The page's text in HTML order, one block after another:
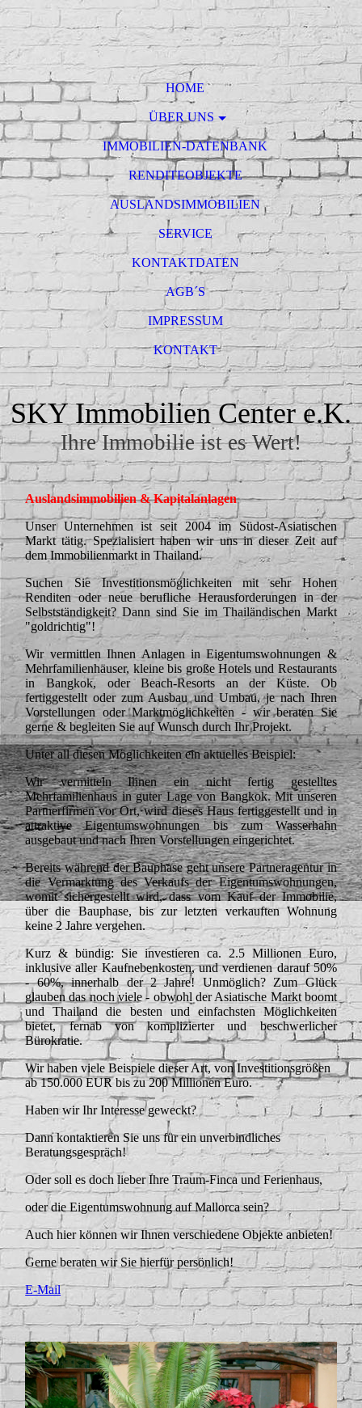
HOME
ÜBER UNS
IMMOBILIEN-DATENBANK
RENDITEOBJEKTE
AUSLANDSIMMOBILIEN
SERVICE
KONTAKTDATEN
AGB´S
IMPRESSUM
KONTAKT
SKY Immobilien Center e.K.
Ihre Immobilie ist es Wert!
Auslandsimmobilien & Kapitalanlagen
Unser Unternehmen ist seit 2004 im Südost-Asiatischen
Markt tätig. Spezialisiert haben wir uns in dieser Zeit auf
dem Immobilienmarkt in Thailand.
Suchen Sie Investitionsmöglichkeiten mit sehr Hohen
Renditen oder neue berufliche Herausforderungen in der
Selbstständigkeit? Dann sind Sie im Thailändischen Markt
"goldrichtig"!
Wir vermittlen Ihnen Anlagen in Eigentumswohnungen &
Mehrfamilienhäuser, kleine bis große Hotels und Restaurants
in Bangkok, oder Beach-Resorts an der Küste. Ob
fertiggestellt oder zum Ausbau und Umbau, je nach Ihren
Vorstellungen oder Marktmöglichkeiten - wir beraten Sie
gerne & begleiten Sie auf Wunsch durch Ihr Projekt.
Unter all diesen Möglichkeiten ein aktuelles Beispiel:
Wir vermitteln Ihnen ein nicht fertig gestelltes
Mehrfamilienhaus in guter Lage von Bangkok. Mit unseren
Partnerfirmen vor Ort, wird dieses Haus fertiggestellt und in
attraktive Eigentumswohnungen bis zum Wasserhahn
ausgebaut und nach Ihren Vorstellungen eingerichtet.
Bereits während der Bauphase geht unsere Partneragentur in
die Vermarktung des Verkaufs der Eigentumswohnungen,
womit sichergestellt wird, dass vom Kauf der Immobilie,
über die Bauphase, bis zur letzten verkauften Wohnung
keine 2 Jahre vergehen.
Kurz & bündig: Sie investieren ca. 2.5 Millionen Euro,
inklusive aller Kaufnebenkosten, und verdienen darauf 50%
- 60%, innerhalb der 2 Jahre! Unmöglich? Zum Glück
glauben das noch viele - obwohl der Asiatische Markt boomt
und Thailand die besten und einfachsten Möglichkeiten
bietet, fernab von komplizierter und beschwerlicher
Bürokratie.
Wir haben viele Beispiele dieser Art, von Investitionsgrößen
ab 150.000 EUR bis zu 200 Millionen Euro.
Haben wir Ihr Interesse geweckt?
Dann kontaktieren Sie uns für ein unverbindliches
Beratungsgespräch!
Oder soll es doch lieber Ihre Traum-Finca und Ferienhaus,
oder die Eigentumswohnung auf Mallorca sein?
Auch hier können wir Ihnen verschiedene Objekte anbieten!
Gerne beraten wir Sie hierfür persönlich!
E-Mail